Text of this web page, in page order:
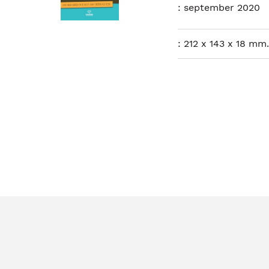
: september 2020
: 212 x 143 x 18 mm.